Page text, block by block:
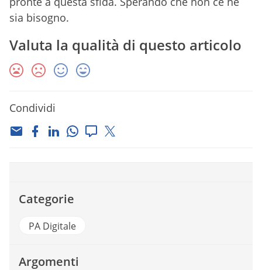
sia bisogno.
Valuta la qualità di questo articolo
Condividi
Categorie
PA Digitale
Argomenti